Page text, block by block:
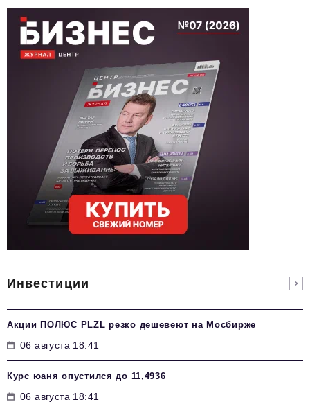
Инвестиции
Акции ПОЛЮС PLZL резко дешевеют на Мосбирже
06 августа 18:41
Курс юаня опустился до 11,4936
06 августа 18:41